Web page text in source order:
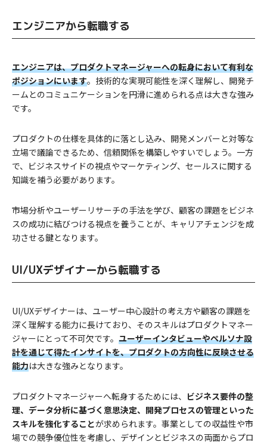
エンジニアから転職する
エンジニアは、プロダクトマネージャーへの転身において有利な
ポジションにいます。技術的な実現可能性を深く理解し、開発チ
ームとのコミュニケーションを円滑に進められる点は大きな強み
です。
プロダクトの仕様を具体的に落とし込み、開発メンバーと対等な
立場で議論できるため、信頼関係を構築しやすいでしょう。一方
で、ビジネスサイドの視点やマーケティング、セールスに関する
知識を補う必要があります。
市場分析やユーザーリサーチの手法を学び、顧客の課題をビジネ
スの成功に結びつける視点を養うことが、キャリアチェンジを成
功させる鍵となります。
UI/UXデザイナーから転職する
UI/UXデザイナーは、ユーザー中心設計の考え方や顧客の課題を
深く理解する能力に長けており、そのスキルはプロダクトマネー
ジャーにとって不可欠です。 ユーザーインタビューやペルソナ設
計を通じて得たインサイトを、プロダクトの方向性に反映させる
能力は大きな強みとなります。
プロダクトマネージャーへ転身するためには、 ビジネス要件の整
理、データ分析に基づく意思決定、開発プロセスの管理といった
スキルを強化することが求められます。事業としての収益性や市
場での競争優位性を考慮し、デザインとビジネスの両面からプロ